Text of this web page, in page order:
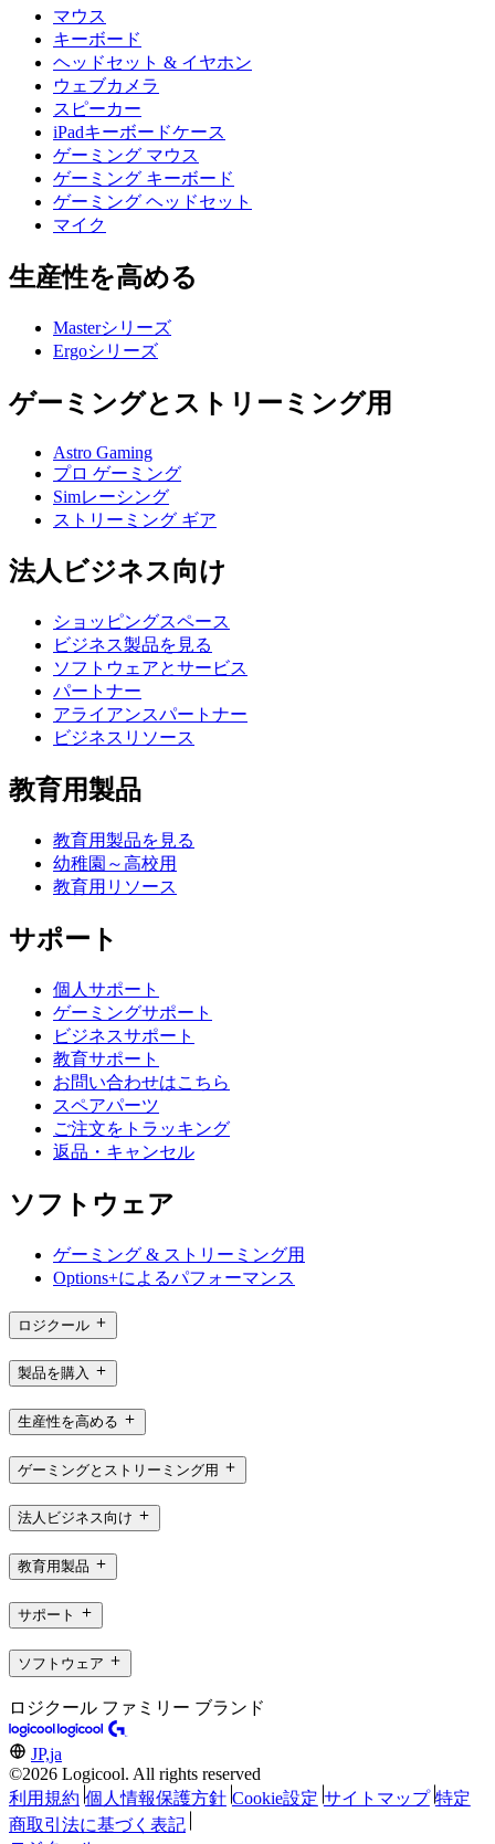
マウス
キーボード
ヘッドセット & イヤホン
ウェブカメラ
スピーカー
iPadキーボードケース
ゲーミング マウス
ゲーミング キーボード
ゲーミング ヘッドセット
マイク
生産性を高める
Masterシリーズ
Ergoシリーズ
ゲーミングとストリーミング用
Astro Gaming
プロ ゲーミング
Simレーシング
ストリーミング ギア
法人ビジネス向け
ショッピングスペース
ビジネス製品を見る
ソフトウェアとサービス
パートナー
アライアンスパートナー
ビジネスリソース
教育用製品
教育用製品を見る
幼稚園～高校用
教育用リソース
サポート
個人サポート
ゲーミングサポート
ビジネスサポート
教育サポート
お問い合わせはこちら
スペアパーツ
ご注文をトラッキング
返品・キャンセル
ソフトウェア
ゲーミング & ストリーミング用
Options+によるパフォーマンス
ロジクール
製品を購入
生産性を高める
ゲーミングとストリーミング用
法人ビジネス向け
教育用製品
サポート
ソフトウェア
ロジクール ファミリー ブランド
JP,ja
©2026 Logicool. All rights reserved
利用規約 個人情報保護方針 Cookie設定 サイトマップ 特定
商取引法に基づく表記